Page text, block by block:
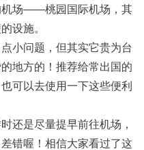
机场——桃园国际机场，其
设施。
小问题，但其实它贵为台
地方的！推荐给常出国的
可以去使用一下这些便利
还是尽量提早前往机场，
错喔！相信大家看过了这